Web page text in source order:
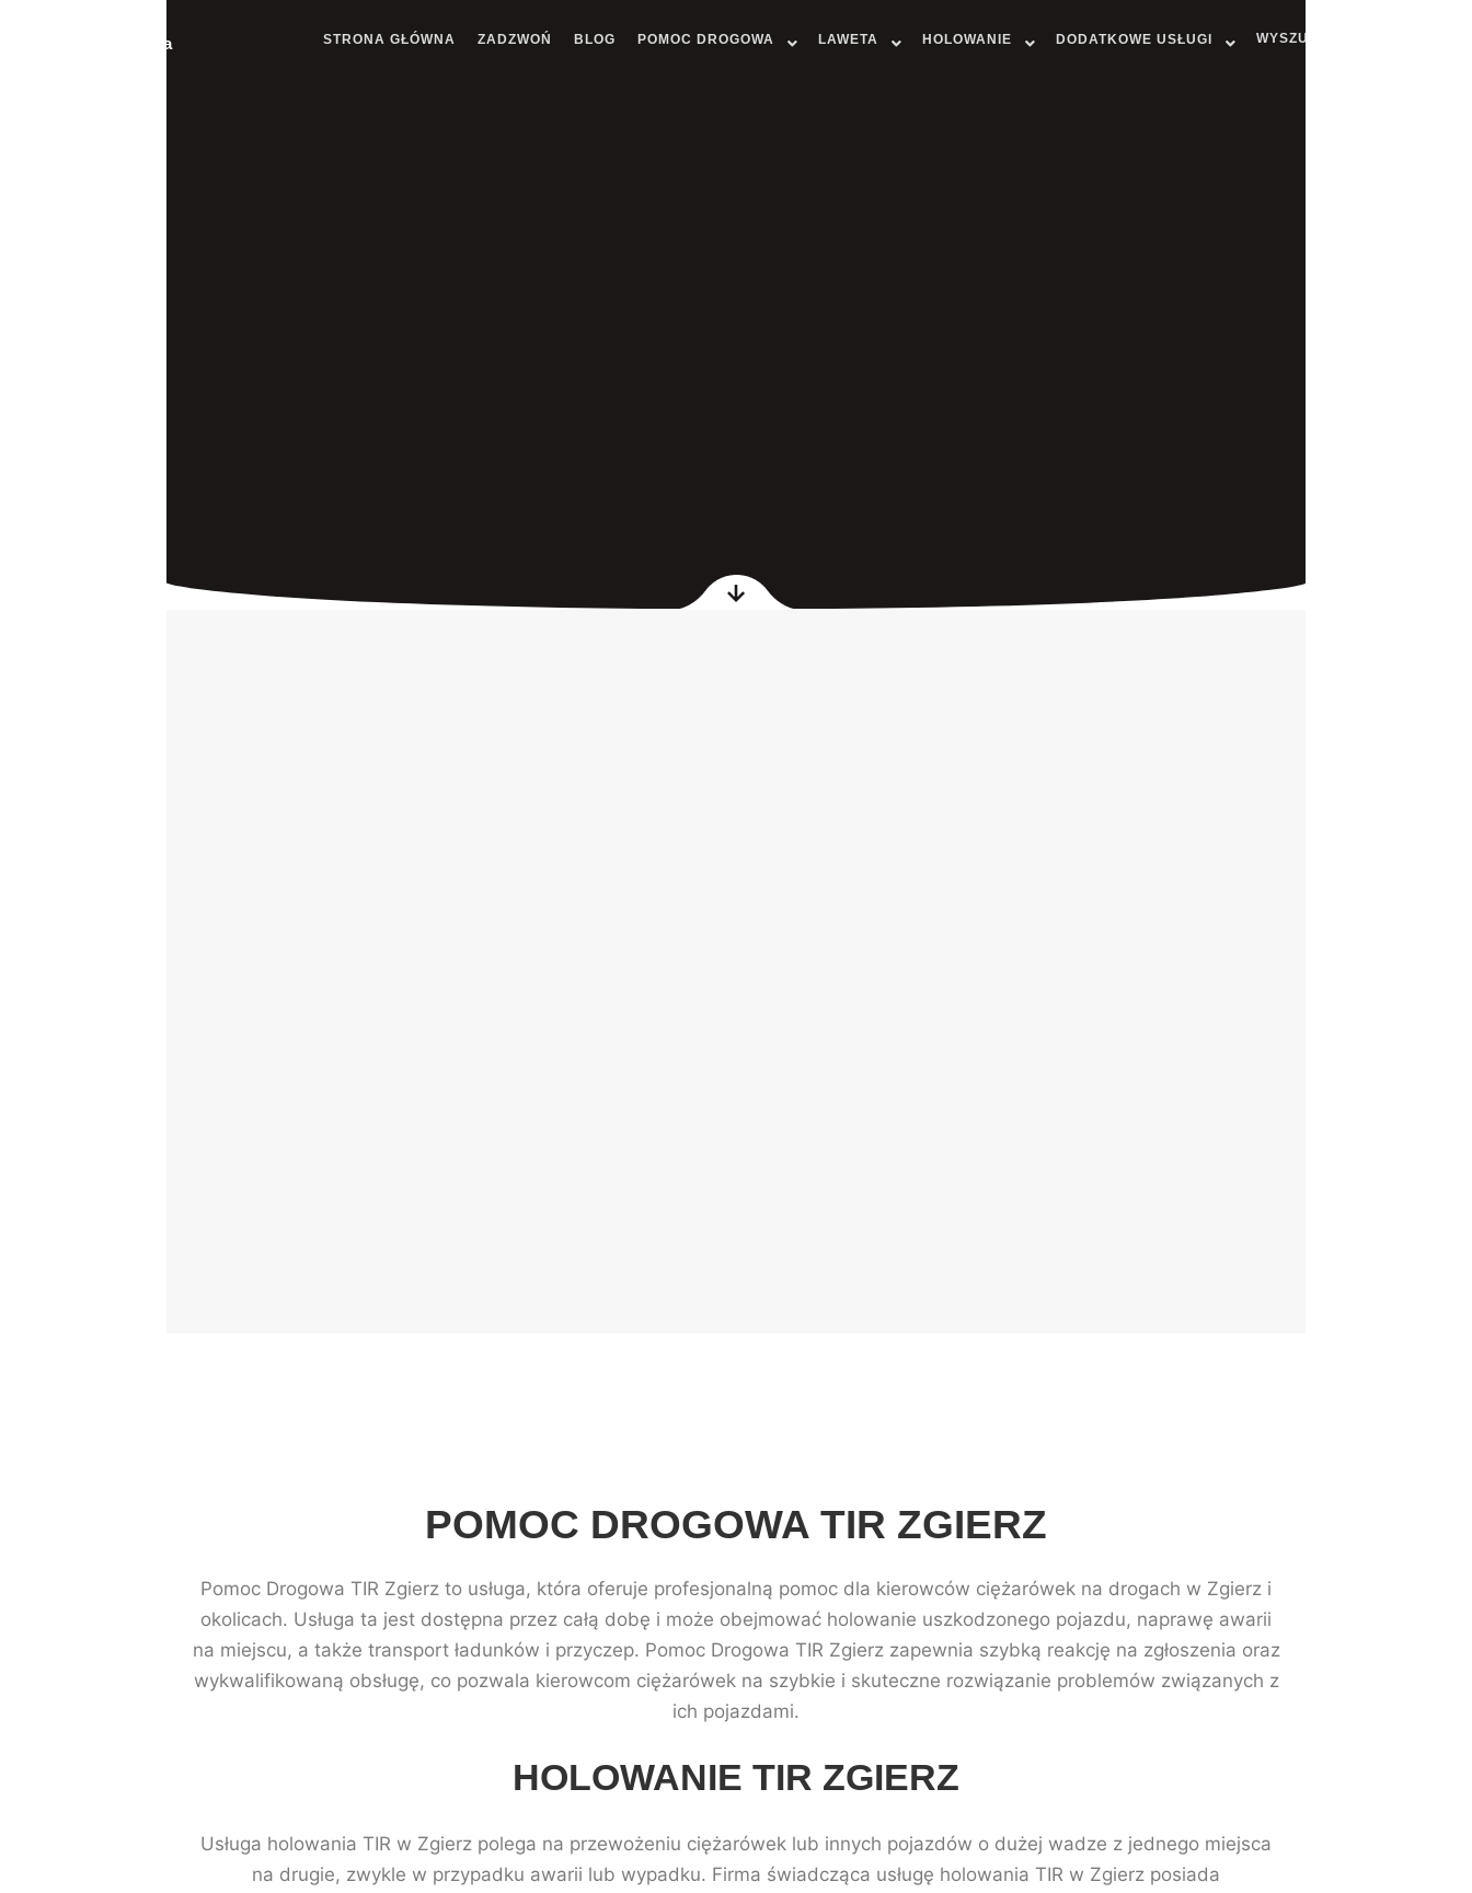
Pomoc Drogowa STRONA GŁÓWNA ZADZWOŃ BLOG POMOC DROGOWA LAWETA HOLOWANIE DODATKOWE USŁUGI WYSZUKAJ MIASTO
POMOC DROGOWA TIR ZGIERZ
Pomoc Drogowa TIR Zgierz to usługa, która oferuje profesjonalną pomoc dla kierowców ciężarówek na drogach w Zgierz i
okolicach. Usługa ta jest dostępna przez całą dobę i może obejmować holowanie uszkodzonego pojazdu, naprawę awarii
na miejscu, a także transport ładunków i przyczep. Pomoc Drogowa TIR Zgierz zapewnia szybką reakcję na zgłoszenia oraz
wykwalifikowaną obsługę, co pozwala kierowcom ciężarówek na szybkie i skuteczne rozwiązanie problemów związanych z
ich pojazdami.
HOLOWANIE TIR ZGIERZ
Usługa holowania TIR w Zgierz polega na przewożeniu ciężarówek lub innych pojazdów o dużej wadze z jednego miejsca
na drugie, zwykle w przypadku awarii lub wypadku. Firma świadcząca usługę holowania TIR w Zgierz posiada